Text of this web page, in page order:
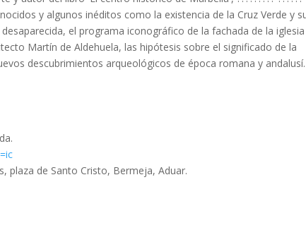
y algunos inéditos como la existencia de la Cruz Verde y
el programa iconográfico de la fachada de la
Martín de Aldehuela, las hipótesis sobre el significado de la
descubrimientos arqueológicos de época romana y andalusí.
plaza de Santo Cristo, Bermeja, Aduar.